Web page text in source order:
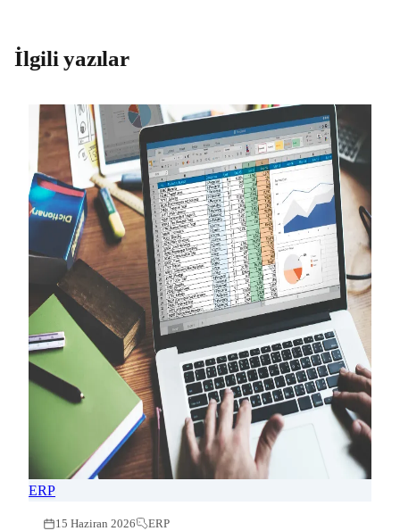
İlgili yazılar
ERP
15 Haziran 2026 ERP